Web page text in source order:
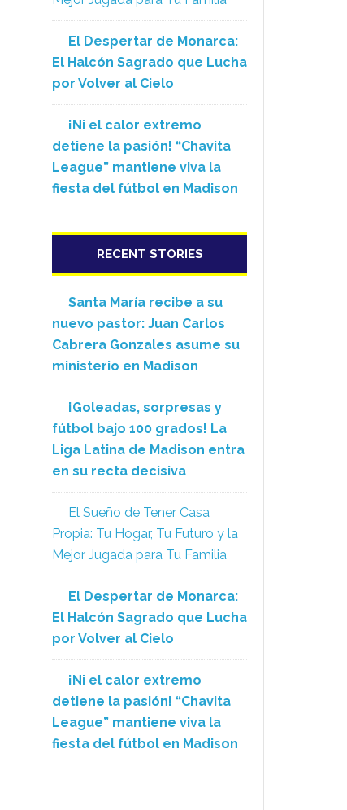
El Despertar de Monarca:
El Halcón Sagrado que Lucha
por Volver al Cielo
¡Ni el calor extremo
detiene la pasión! “Chavita
League” mantiene viva la
fiesta del fútbol en Madison
RECENT STORIES
Santa María recibe a su
nuevo pastor: Juan Carlos
Cabrera Gonzales asume su
ministerio en Madison
¡Goleadas, sorpresas y
fútbol bajo 100 grados! La
Liga Latina de Madison entra
en su recta decisiva
El Sueño de Tener Casa
Propia: Tu Hogar, Tu Futuro y la
Mejor Jugada para Tu Familia
El Despertar de Monarca:
El Halcón Sagrado que Lucha
por Volver al Cielo
¡Ni el calor extremo
detiene la pasión! “Chavita
League” mantiene viva la
fiesta del fútbol en Madison